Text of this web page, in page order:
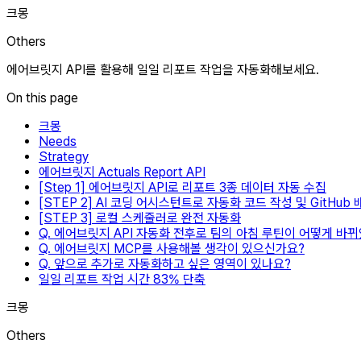
크몽
Others
에어브릿지 API를 활용해 일일 리포트 작업을 자동화해보세요.
On this page
크몽
Needs
Strategy
에어브릿지 Actuals Report API
[Step 1] 에어브릿지 API로 리포트 3종 데이터 자동 수집
[STEP 2] AI 코딩 어시스턴트로 자동화 코드 작성 및 GitHub
[STEP 3] 로컬 스케줄러로 완전 자동화
Q. 에어브릿지 API 자동화 전후로 팀의 아침 루틴이 어떻게 바
Q. 에어브릿지 MCP를 사용해볼 생각이 있으신가요?
Q. 앞으로 추가로 자동화하고 싶은 영역이 있나요?
일일 리포트 작업 시간 83% 단축
크몽
Others